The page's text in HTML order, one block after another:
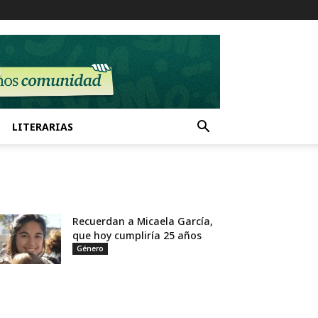
LITERARIAS
Recuerdan a Micaela García,
que hoy cumpliría 25 años
Género